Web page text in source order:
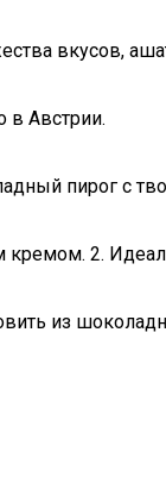
вкусов,
в Австрии.
пирог с
кремом. 2.
из